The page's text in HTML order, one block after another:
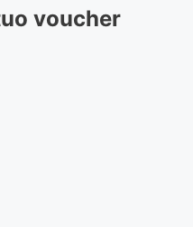
voucher